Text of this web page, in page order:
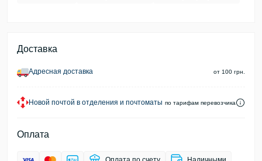
Доставка
Адресная доставка от 100 грн.
Новой почтой в отделения и почтоматы по тарифам перевозчика
Оплата